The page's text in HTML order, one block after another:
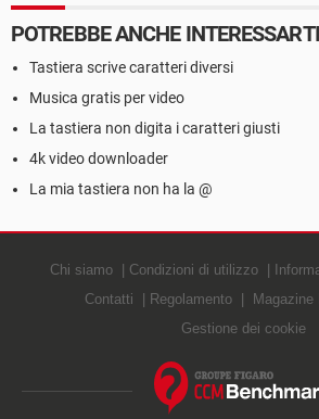
POTREBBE ANCHE INTERESSARTI
Tastiera scrive caratteri diversi
Musica gratis per video
La tastiera non digita i caratteri giusti
4k video downloader
La mia tastiera non ha la @
Chi siamo Condizioni di utilizzo
Contatti
Regolamento
Magazine
Gestione dei cookie